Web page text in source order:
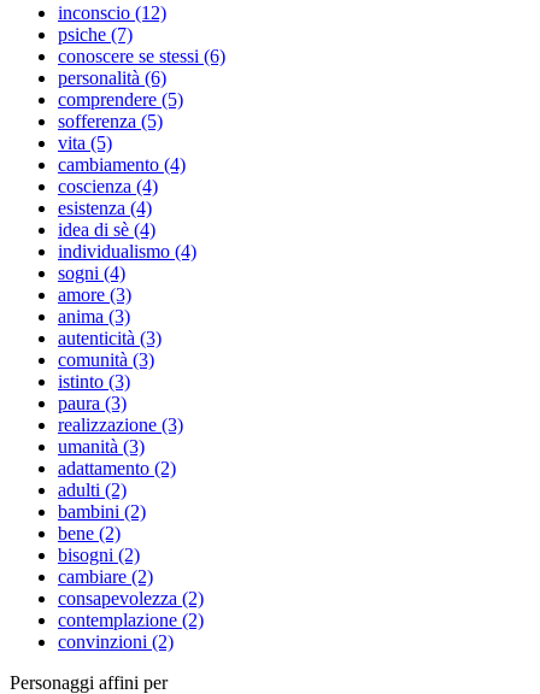
inconscio (12)
psiche (7)
conoscere se stessi (6)
personalità (6)
comprendere (5)
sofferenza (5)
vita (5)
cambiamento (4)
coscienza (4)
esistenza (4)
idea di sè (4)
individualismo (4)
sogni (4)
amore (3)
anima (3)
autenticità (3)
comunità (3)
istinto (3)
paura (3)
realizzazione (3)
umanità (3)
adattamento (2)
adulti (2)
bambini (2)
bene (2)
bisogni (2)
cambiare (2)
consapevolezza (2)
contemplazione (2)
convinzioni (2)
Personaggi affini per